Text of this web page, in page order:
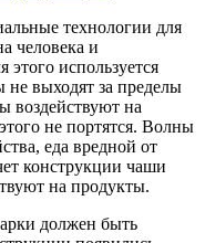
технологии для
человека и
используется
не выходят за пределы
воздействуют на
не портятся. Волны
еда вредной от
конструкции чаши
на продукты.
должен быть